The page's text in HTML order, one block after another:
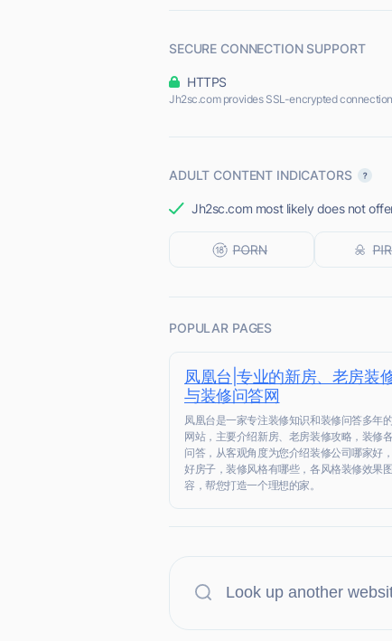
SECURE CONNECTION SUPPORT
HTTPS
Jh2sc.com provides SSL-encrypted
ADULT CONTENT INDICATORS
Jh2sc.com most likely does not
POPULAR PAGES
凤凰台|专业的新房、老房装
与装修问答网
凤凰台是一家专注装修知识和装修问答多年
网站，主要介绍新房、老房装修攻略，装修
问答，从客观角度为您介绍装修公司哪家好
好房子，装修风格有哪些，各风格装修效果
容，帮您打造一个理想的家。